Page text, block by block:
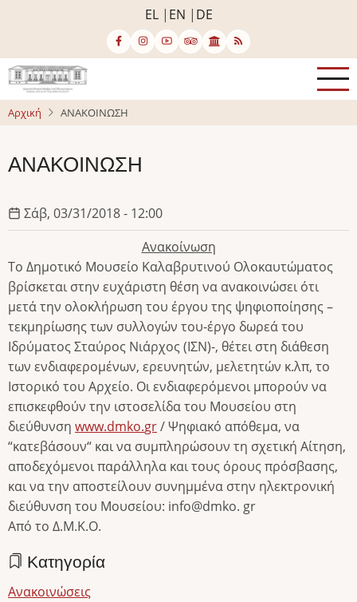
κυρίως
περιεχόμενο
EL EN DE
Αρχική ΑΝΑΚΟΙΝΩΣΗ
ΑΝΑΚΟΙΝΩΣΗ
Σάβ, 03/31/2018 - 12:00
Ανακοίνωση
Το Δημοτικό Μουσείο Καλαβρυτινού Ολοκαυτώματος
βρίσκεται στην ευχάριστη θέση να ανακοινώσει ότι
μετά την ολοκλήρωση του έργου της ψηφιοποίησης –
τεκμηρίωσης των συλλογών του-έργο δωρεά του
Ιδρύματος Σταύρος Νιάρχος (ΙΣΝ)-, θέτει στη διάθεση
των ενδιαφερομένων, ερευνητών, μελετητών κ.λπ, το
Ιστορικό του Αρχείο. Οι ενδιαφερόμενοι μπορούν να
επισκεφθούν την ιστοσελίδα του Μουσείου στη
διεύθυνση www.dmko.gr/ Ψηφιακό απόθεμα, να
“κατεβάσουν“ και να συμπληρώσουν τη σχετική Αίτηση,
αποδεχόμενοι παράλληλα και τους όρους πρόσβασης,
και να την αποστείλουν συνημμένα στην ηλεκτρονική
διεύθυνση του Μουσείου: info@dmko. gr
Από το Δ.Μ.Κ.Ο.
Κατηγορία
Ανακοινώσεις